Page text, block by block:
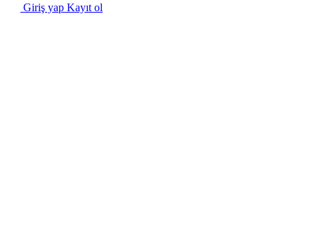
Giriş yap Kayıt ol